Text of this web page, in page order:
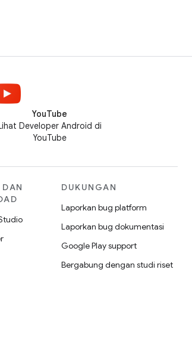
YouTube
Developer Android di
YouTube
DUKUNGAN
Laporkan bug platform
Laporkan bug dokumentasi
Google Play support
Bergabung dengan studi riset